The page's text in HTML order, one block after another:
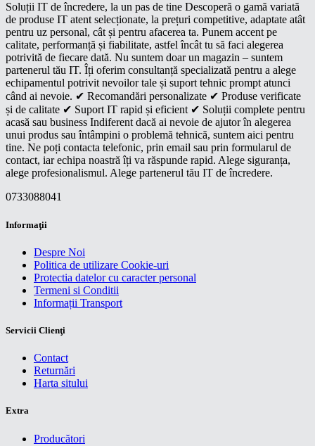
Soluții IT de încredere, la un pas de tine Descoperă o gamă variată
de produse IT atent selecționate, la prețuri competitive, adaptate atât
pentru uz personal, cât și pentru afacerea ta. Punem accent pe
calitate, performanță și fiabilitate, astfel încât tu să faci alegerea
potrivită de fiecare dată. Nu suntem doar un magazin – suntem
partenerul tău IT. Îți oferim consultanță specializată pentru a alege
echipamentul potrivit nevoilor tale și suport tehnic prompt atunci
când ai nevoie. ✔ Recomandări personalizate ✔ Produse verificate
și de calitate ✔ Suport IT rapid și eficient ✔ Soluții complete pentru
acasă sau business Indiferent dacă ai nevoie de ajutor în alegerea
unui produs sau întâmpini o problemă tehnică, suntem aici pentru
tine. Ne poți contacta telefonic, prin email sau prin formularul de
contact, iar echipa noastră îți va răspunde rapid. Alege siguranța,
alege profesionalismul. Alege partenerul tău IT de încredere.
0733088041
Informaţii
Despre Noi
Politica de utilizare Cookie-uri
Protectia datelor cu caracter personal
Termeni si Conditii
Informații Transport
Servicii Clienţi
Contact
Returnări
Harta sitului
Extra
Producători